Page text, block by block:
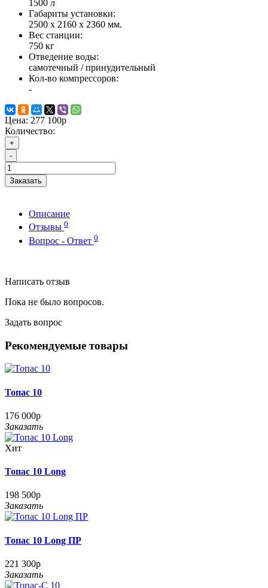
1500 л
Габариты установки:
2500 x 2160 x 2360 мм.
Вес станции:
750 кг
Отведение воды:
самотечный / принудительный
Кол-во компрессоров:
-
Цена: 277 100р
Количество:
+
-
Заказать
Описание
Отзывы 0
Вопрос - Ответ 0
Написать отзыв
Пока не было вопросов.
Задать вопрос
Рекомендуемые товары
Топас 10
176 000р
Заказать
Хит
Топас 10 Long
198 500р
Заказать
Топас 10 Long ПР
221 300р
Заказать